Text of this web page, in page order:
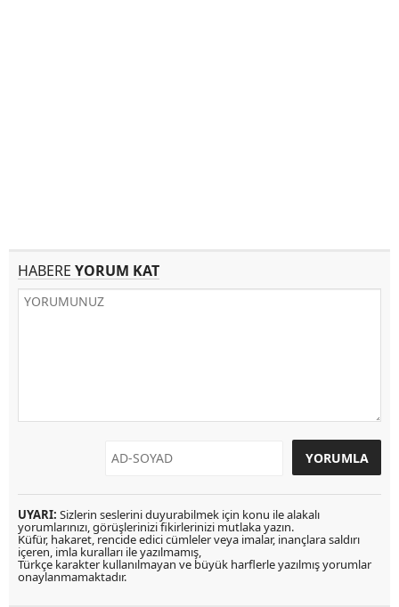
HABERE YORUM KAT
UYARI: Sizlerin seslerini duyurabilmek için konu ile alakalı
yorumlarınızı, görüşlerinizi fikirlerinizi mutlaka yazın.
Küfür, hakaret, rencide edici cümleler veya imalar, inançlara saldırı
içeren, imla kuralları ile yazılmamış,
Türkçe karakter kullanılmayan ve büyük harflerle yazılmış yorumlar
onaylanmamaktadır.